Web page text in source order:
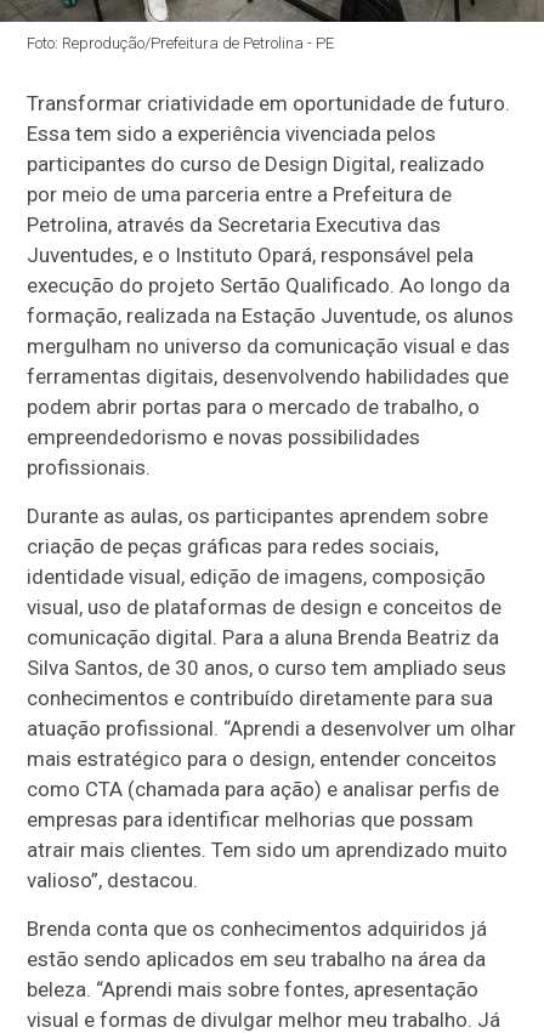
Foto: Reprodução/Prefeitura de Petrolina - PE
Transformar criatividade em oportunidade de futuro.
Essa tem sido a experiência vivenciada pelos
participantes do curso de Design Digital, realizado
por meio de uma parceria entre a Prefeitura de
Petrolina, através da Secretaria Executiva das
Juventudes, e o Instituto Opará, responsável pela
execução do projeto Sertão Qualificado. Ao longo da
formação, realizada na Estação Juventude, os alunos
mergulham no universo da comunicação visual e das
ferramentas digitais, desenvolvendo habilidades que
podem abrir portas para o mercado de trabalho, o
empreendedorismo e novas possibilidades
profissionais.
Durante as aulas, os participantes aprendem sobre
criação de peças gráficas para redes sociais,
identidade visual, edição de imagens, composição
visual, uso de plataformas de design e conceitos de
comunicação digital. Para a aluna Brenda Beatriz da
Silva Santos, de 30 anos, o curso tem ampliado seus
conhecimentos e contribuído diretamente para sua
atuação profissional. “Aprendi a desenvolver um olhar
mais estratégico para o design, entender conceitos
como CTA (chamada para ação) e analisar perfis de
empresas para identificar melhorias que possam
atrair mais clientes. Tem sido um aprendizado muito
valioso”, destacou.
Brenda conta que os conhecimentos adquiridos já
estão sendo aplicados em seu trabalho na área da
beleza. “Aprendi mais sobre fontes, apresentação
visual e formas de divulgar melhor meu trabalho. Já